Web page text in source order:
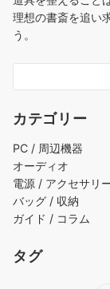
理想の書斎を追い
う。
カテゴリー
PC / 周辺機器
オーディオ
電源 / アクセサリ
バッグ / 収納
ガイド / コラム
タグ